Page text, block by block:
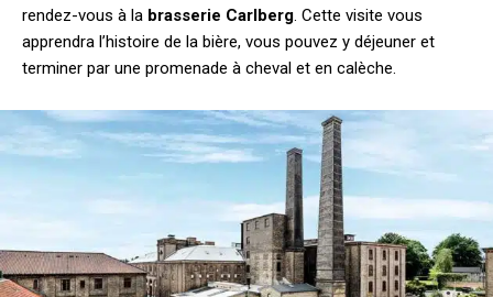
rendez-vous à la brasserie Carlberg. Cette visite vous
apprendra l’histoire de la bière, vous pouvez y déjeuner et
terminer par une promenade à cheval et en calèche.